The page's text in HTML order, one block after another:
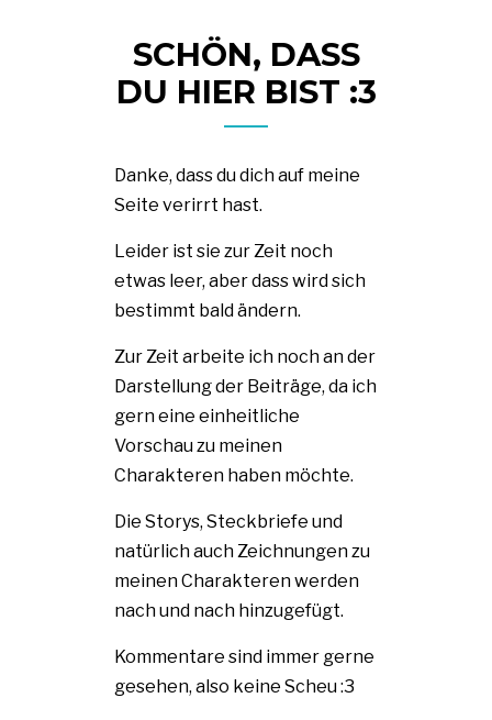
SCHÖN, DASS
DU HIER BIST :3
Danke, dass du dich auf meine
Seite verirrt hast.
Leider ist sie zur Zeit noch
etwas leer, aber dass wird sich
bestimmt bald ändern.
Zur Zeit arbeite ich noch an der
Darstellung der Beiträge, da ich
gern eine einheitliche
Vorschau zu meinen
Charakteren haben möchte.
Die Storys, Steckbriefe und
natürlich auch Zeichnungen zu
meinen Charakteren werden
nach und nach hinzugefügt.
Kommentare sind immer gerne
gesehen, also keine Scheu :3